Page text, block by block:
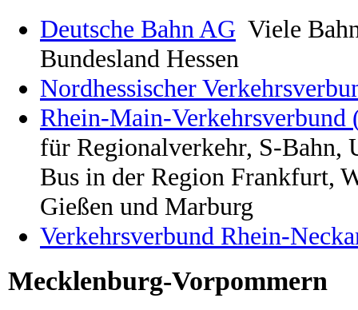
Deutsche Bahn AG Viele
Bundesland Hessen
Nordhessischer
Rhein-Main-
für Regionalverkehr, S-Bahn,
Bus in der Region Frankfurt,
Gießen und Marburg
Verkehrsverbund Rhein-
Mecklenburg-Vorpommern